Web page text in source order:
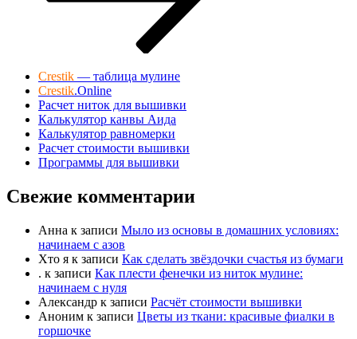
Crestik — таблица мулине
Crestik.Online
Расчет ниток для вышивки
Калькулятор канвы Аида
Калькулятор равномерки
Расчет стоимости вышивки
Программы для вышивки
Свежие комментарии
Анна к записи Мыло из основы в домашних условиях:
начинаем с азов
Хто я к записи Как сделать звёздочки счастья из бумаги
. к записи Как плести фенечки из ниток мулине:
начинаем с нуля
Александр к записи Расчёт стоимости вышивки
Аноним к записи Цветы из ткани: красивые фиалки в
горшочке